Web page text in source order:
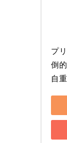
プ
倒
自